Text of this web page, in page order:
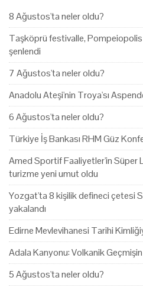
8 Ağustos'ta neler oldu?
Taşköprü festivalle,
şenlendi
7 Ağustos'ta neler oldu?
Anadolu Ateşi'nin Troya'sı
6 Ağustos'ta neler oldu?
Türkiye İş Bankası RHM Güz
Amed Sportif Faaliyetler'in Süper
turizme yeni umut oldu
Yozgat'ta 8 kişilik defineci çetesi
yakalandı
Edirne Mevlevihanesi Tarihi
Adala Kanyonu: Volkanik
5 Ağustos'ta neler oldu?